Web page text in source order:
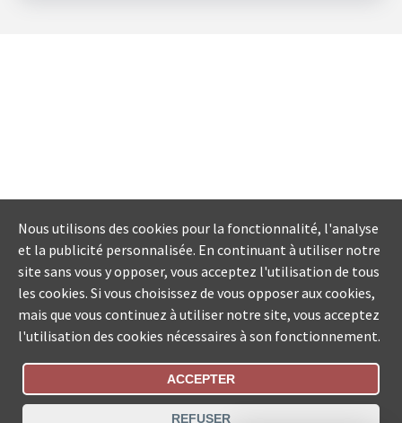
Statut De La Commande
Nous utilisons des cookies pour la fonctionnalité, l'analyse
et la publicité personnalisée. En continuant à utiliser notre
site sans vous y opposer, vous acceptez l'utilisation de tous
les cookies. Si vous choisissez de vous opposer aux cookies,
mais que vous continuez à utiliser notre site, vous acceptez
l'utilisation des cookies nécessaires à son fonctionnement.
ACCEPTER
REFUSER